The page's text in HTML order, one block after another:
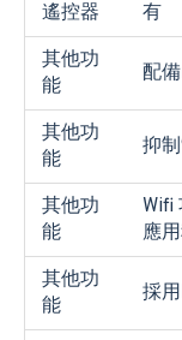
遙控器
有
其他功
能
配
其他功
能
抑
其他功
能
Wifi
應
其他功
能
採